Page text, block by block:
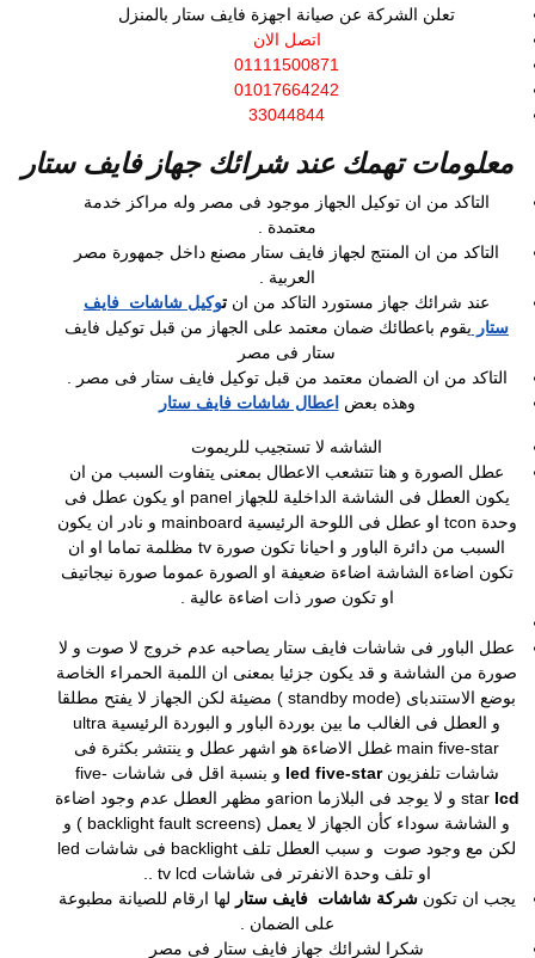
تعلن الشركة عن صيانة اجهزة فايف ستار بالمنزل
اتصل الان
01111500871
01017664242
33044844
معلومات تهمك عند شرائك جهاز فايف ستار
التاكد من ان توكيل الجهاز موجود فى مصر وله مراكز خدمة
معتمدة .
التاكد من ان المنتج لجهاز فايف ستار مصنع داخل جمهورة مصر
العربية .
عند شرائك جهاز مستورد التاكد من ان توكيل شاشات فايف
ستار يقوم باعطائك ضمان معتمد على الجهاز من قبل توكيل فايف
ستار فى مصر
التاكد من ان الضمان معتمد من قبل توكيل فايف ستار فى مصر .
وهذه بعض اعطال شاشات فايف ستار
الشاشه لا تستجيب للريموت
عطل الصورة و هنا تتشعب الاعطال بمعنى يتفاوت السبب من ان
يكون العطل فى الشاشة الداخلية للجهاز panel او يكون عطل فى
وحدة tcon او عطل فى اللوحة الرئيسية mainboard و نادر ان يكون
السبب من دائرة الباور و احيانا تكون صورة tv مظلمة تماما او ان
تكون اضاءة الشاشة اضاءة ضعيفة او الصورة عموما صورة نيجاتيف
او تكون صور ذات اضاءة عالية .
عطل الباور فى شاشات فايف ستار يصاحبه عدم خروج لا صوت و لا
صورة من الشاشة و قد يكون جزئيا بمعنى ان اللمبة الحمراء الخاصة
بوضع الاستندباى (standby mode ) مضيئة لكن الجهاز لا يفتح مطلقا
و العطل فى الغالب ما بين بوردة الباور و البوردة الرئيسية ultra
main five-star غطل الاضاءة هو اشهر عطل و ينتشر بكثرة فى
شاشات تلفزيونled five-star
و بنسبة اقل فى شاشات five-
star lcd
و لا يوجد فى البلازما arionو مظهر العطل عدم وجود اضاءة
و الشاشة سوداء كأن الجهاز لا يعمل (backlight fault screens ) و
لكن مع وجود صوت و سبب العطل تلف backlight فى شاشات led
او تلف وحدة الانفرتر فى شاشات tv lcd ..
يجب ان تكون شركة شاشات فايف ستار لها ارقام للصيانة مطبوعة
على الضمان .
شكرا لشرائك جهاز فايف ستار فى مصر